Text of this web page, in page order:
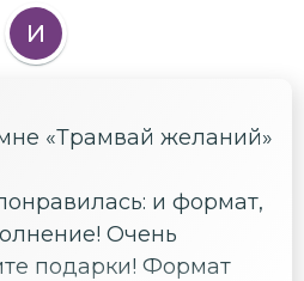
украшенный
в нашем городе такого
экскурсию.
подарки всем
И
«Трамвай желаний»
и формат,
Очень
подарки! Формат